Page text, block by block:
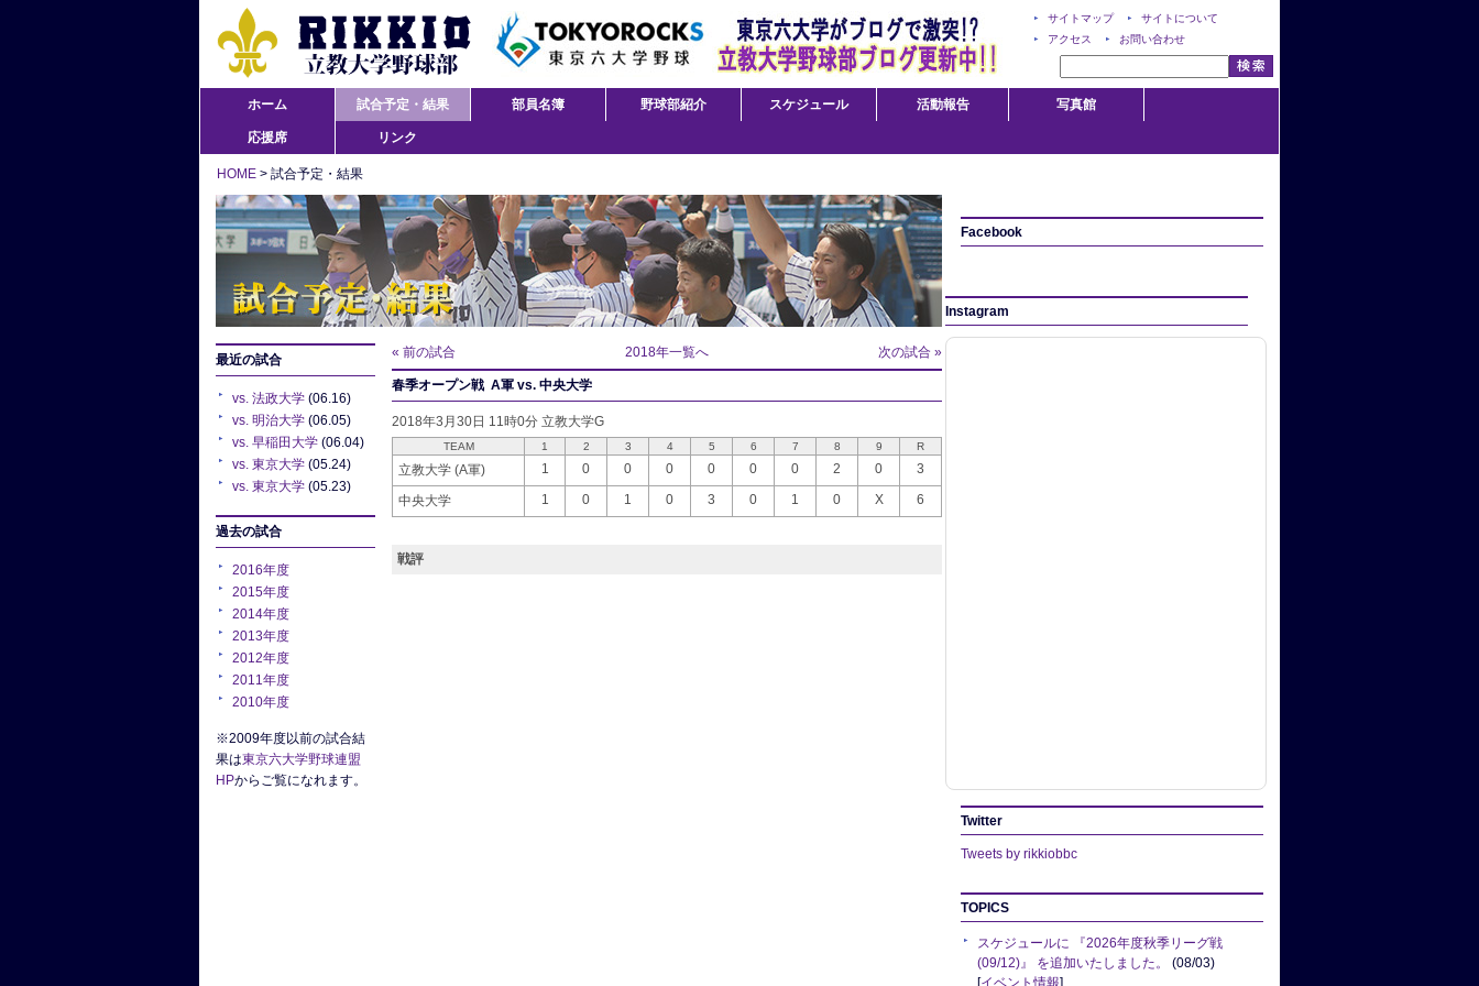
サイトマップ
サイトについて
アクセス
お問い合わせ
ホーム 試合予定・結果 部員名簿 野球部紹介 スケジュール 活動報告 写真館
応援席 リンク
HOME > 試合予定・結果
最近の試合
vs. 法政大学 (06.16)
vs. 明治大学 (06.05)
vs. 早稲田大学 (06.04)
vs. 東京大学 (05.24)
vs. 東京大学 (05.23)
過去の試合
2016年度
2015年度
2014年度
2013年度
2012年度
2011年度
2010年度
※2009年度以前の試合結
果は東京六大学野球連盟
HPからご覧になれます。
« 前の試合 2018年一覧へ 次の試合 »
春季オープン戦 A軍 vs. 中央大学
2018年3月30日 11時0分 立教大学G
TEAM 1 2 3 4 5 6 7 8 9 R
立教大学 (A軍) 1 0 0 0 0 0 0 2 0 3
中央大学 1 0 1 0 3 0 1 0 X 6
戦評
Facebook
Instagram
Twitter
Tweets by rikkiobbc
TOPICS
スケジュールに 『2026年度秋季リーグ戦
(09/12)』 を追加いたしました。 (08/03)
[イベント情報]